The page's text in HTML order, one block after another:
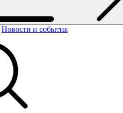
Новости и события